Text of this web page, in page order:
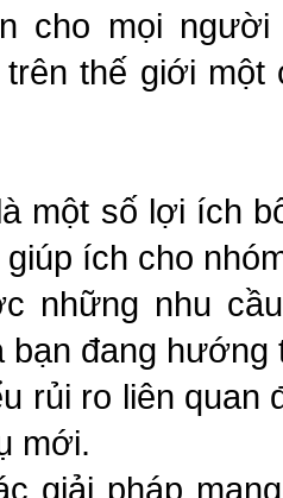
cho mọi
thế giới
một số lợi ích
giúp ích cho
những nhu
bạn đang hướng
rủi ro liên quan
mới.
giải pháp